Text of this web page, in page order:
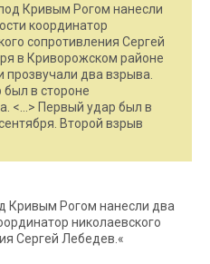
Кривым Рогом нанесли
координатор
сопротивления Сергей
в Криворожском районе
два взрыва.
в стороне
<…> Первый удар был в
Второй взрыв
Кривым Рогом нанесли два
николаевского
Сергей Лебедев.«